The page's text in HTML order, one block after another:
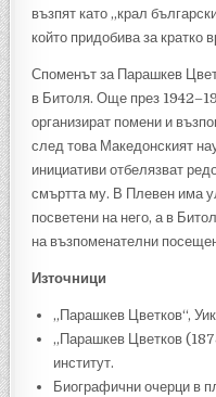
възпят като „крал
който придобива за кратко
Споменът за Парашкев
в Битоля. Още през
организират помени и
след това Македонският
инициативи отбелязват
смъртта му. В Плевен има
посветени на него, а в
на възпоменателни
Източници
„Парашкев Цветков“,
„Парашкев Цветков
институт.
Биографични очерци в